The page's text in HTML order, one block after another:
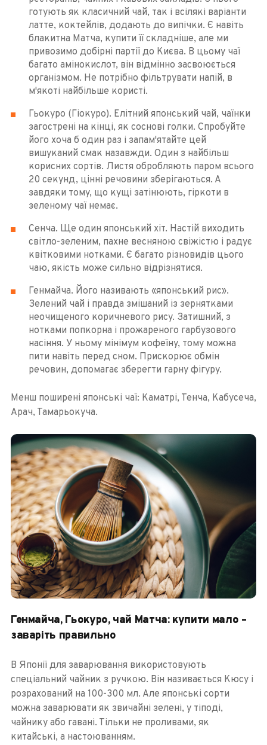
готують як класичний чай, так і всілякі варіанти
латте, коктейлів, додають до випічки. Є навіть
блакитна Матча, купити її складніше, але ми
привозимо добірні партії до Києва. В цьому чаї
багато амінокислот, він відмінно засвоюється
організмом. Не потрібно фільтрувати напій, в
м'якоті найбільше користі.
Гьокуро (Гіокуро). Елітний японський чай, чаїнки
загострені на кінці, як соснові голки. Спробуйте
його хоча б один раз і запам'ятайте цей
вишуканий смак назавжди. Один з найбільш
корисних сортів. Листя обробляють паром всього
20 секунд, цінні речовини зберігаються. А
завдяки тому, що кущі затінюють, гіркоти в
зеленому чаї немає.
Сенча. Ще один японський хіт. Настій виходить
світло-зеленим, пахне весняною свіжістю і радує
квітковими нотками. Є багато різновидів цього
чаю, якість може сильно відрізнятися.
Генмайча. Його називають «японський рис».
Зелений чай і правда змішаний із зернятками
неочищеного коричневого рису. Затишний, з
нотками попкорна і прожареного гарбузового
насіння. У ньому мінімум кофеїну, тому можна
пити навіть перед сном. Прискорює обмін
речовин, допомагає зберегти гарну фігуру.
Менш поширені японські чаї: Каматрі, Тенча, Кабусеча,
Арач, Тамарьокуча.
Генмайча, Гьокуро, чай Матча: купити мало –
заваріть правильно
В Японії для заварювання використовують
спеціальний чайник з ручкою. Він називається Кюсу і
розрахований на 100-300 мл. Але японські сорти
можна заварювати як звичайні зелені, у тіподі,
чайнику або гавані. Тільки не проливами, як
китайські, а настоюванням.